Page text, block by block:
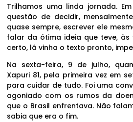
Trilhamos uma linda jornada.
questão de decidir,
quase sempre, escrever ele
falar da ótima ideia que teve, às
certo, lá vinha o texto pronto,
Na sexta-feira, 9 de julho,
Xapuri 81, pela primeira vez em
para cuidar de tudo. Foi uma
agoniado com os rumos da
que o Brasil enfrentava. Não
sabia que era o fim.